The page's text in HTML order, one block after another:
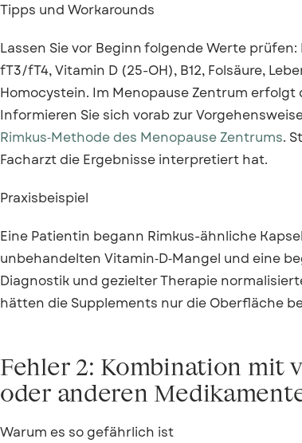
Tipps und Workarounds
Lassen Sie vor Beginn folgende Werte prüfen:
fT3/fT4, Vitamin D (25-OH), B12, Folsäure,
Homocystein. Im Menopause Zentrum erfolgt
Informieren Sie sich vorab zur
Rimkus‑Methode des Menopause Zentrums.
Facharzt die Ergebnisse interpretiert hat.
Praxisbeispiel
Eine Patientin begann Rimkus-ähnliche
unbehandelten Vitamin‑D‑Mangel und eine
Diagnostik und gezielter Therapie
hätten die Supplements nur die Oberfläche
Fehler 2: Kombination mit
oder anderen
Warum es so gefährlich ist